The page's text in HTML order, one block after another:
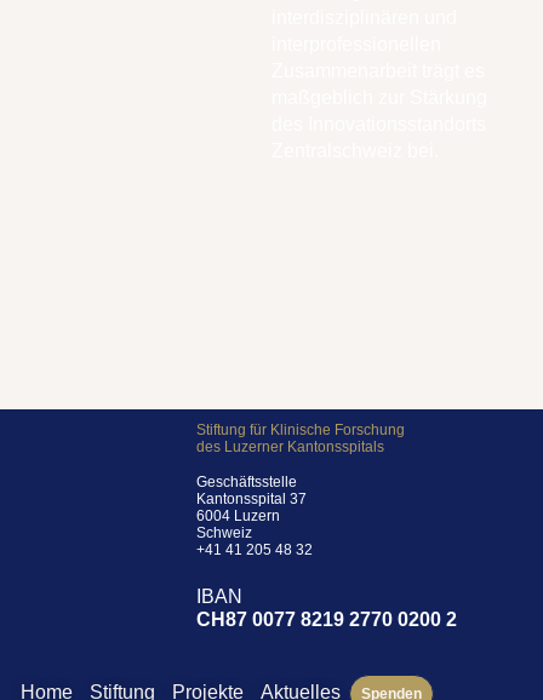
Stiftung für Klinische Forschung
des Luzerner Kantonsspitals
Geschäftsstelle
Kantonsspital 37
6004 Luzern
Schweiz
+41 41 205 48 32
IBAN
CH87 0077 8219 2770 0200 2
Home Stiftung Projekte Aktuelles Spenden